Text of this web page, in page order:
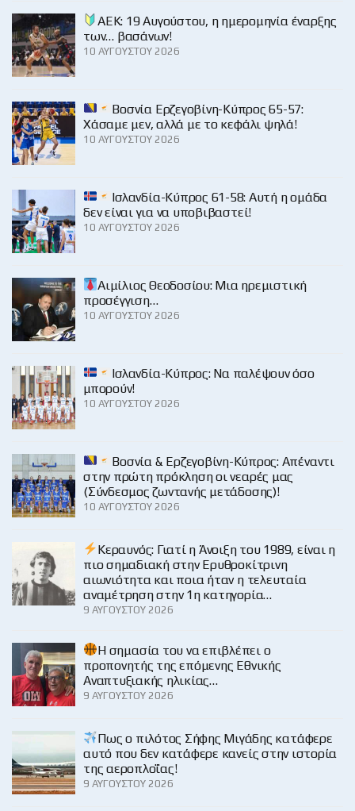
ΑΕΚ: 19 Αυγούστου, η ημερομηνία έναρξης
των… βασάνων!
10 ΑΥΓΟΎΣΤΟΥ 2026
Βοσνία Ερζεγοβίνη-Κύπρος 65-57:
Χάσαμε μεν, αλλά με το κεφάλι ψηλά!
10 ΑΥΓΟΎΣΤΟΥ 2026
Ισλανδία-Κύπρος 61-58: Αυτή η ομάδα
δεν είναι για να υποβιβαστεί!
10 ΑΥΓΟΎΣΤΟΥ 2026
Αιμίλιος Θεοδοσίου: Μια ηρεμιστική
προσέγγιση…
10 ΑΥΓΟΎΣΤΟΥ 2026
Ισλανδία-Κύπρος: Να παλέψουν όσο
μπορούν!
10 ΑΥΓΟΎΣΤΟΥ 2026
Βοσνία & Ερζεγοβίνη-Κύπρος: Απέναντι
στην πρώτη πρόκληση οι νεαρές μας
(Σύνδεσμος ζωντανής μετάδοσης)!
10 ΑΥΓΟΎΣΤΟΥ 2026
Κεραυνός: Γιατί η Άνοιξη του 1989, είναι η
πιο σημαδιακή στην Ερυθροκίτρινη
αιωνιότητα και ποια ήταν η τελευταία
αναμέτρηση στην 1η κατηγορία…
9 ΑΥΓΟΎΣΤΟΥ 2026
H σημασία του να επιβλέπει ο
προπονητής της επόμενης Εθνικής
Αναπτυξιακής ηλικίας…
9 ΑΥΓΟΎΣΤΟΥ 2026
Πως ο πιλότος Σήφης Μιγάδης κατάφερε
αυτό που δεν κατάφερε κανείς στην ιστορία
της αεροπλοΐας!
9 ΑΥΓΟΎΣΤΟΥ 2026